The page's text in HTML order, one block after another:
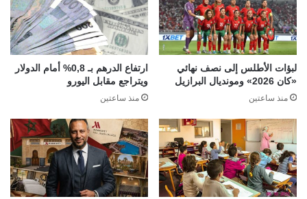
لبؤات الأطلس إلى نصف نهائي
«كان 2026» ومونديال البرازيل
منذ ساعتين
ارتفاع الدرهم بـ 0,8% أمام الدولار
ويتراجع مقابل اليورو
منذ ساعتين